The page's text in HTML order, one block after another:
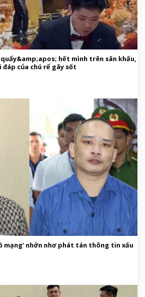
hết mình trên sân khấu,
của chú rể gây sốt
mạng’ nhởn nhơ phát tán thông tin xấu